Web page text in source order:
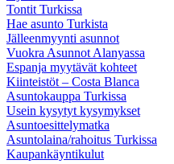
Tontit Turkissa
Hae asunto Turkista
Jälleenmyynti asunnot
Vuokra Asunnot Alanyassa
Espanja myytävät kohteet
Kiinteistöt – Costa Blanca
Asuntokauppa Turkissa
Usein kysytyt kysymykset
Asuntoesittelymatka
Asuntolaina/rahoitus Turkissa
Kaupankäyntikulut